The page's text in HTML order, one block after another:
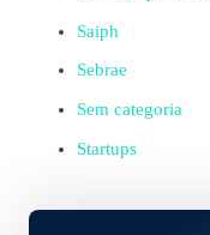
Saiph
Sebrae
Sem categoria
Startups